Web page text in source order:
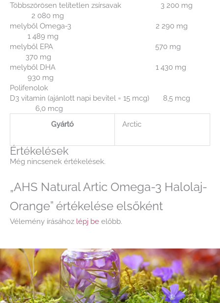
Többszörösen telítetlen zsírsavak 3 200 mg
2 080 mg
melyből Omega-3 2 290 mg
1 489 mg
melyből EPA 570 mg
370 mg
melyből DHA 1 430 mg
930 mg
Polifenolok
D3 vitamin (ajánlott napi bevitel = 15 mcg) 8,5 mcg
6,0 mcg
Gyártó
Arctic
Értékelések
Még nincsenek értékelések.
„AHS Natural Artic Omega-3 Halolaj-
Orange” értékelése elsőként
Vélemény írásához lépj be előbb.